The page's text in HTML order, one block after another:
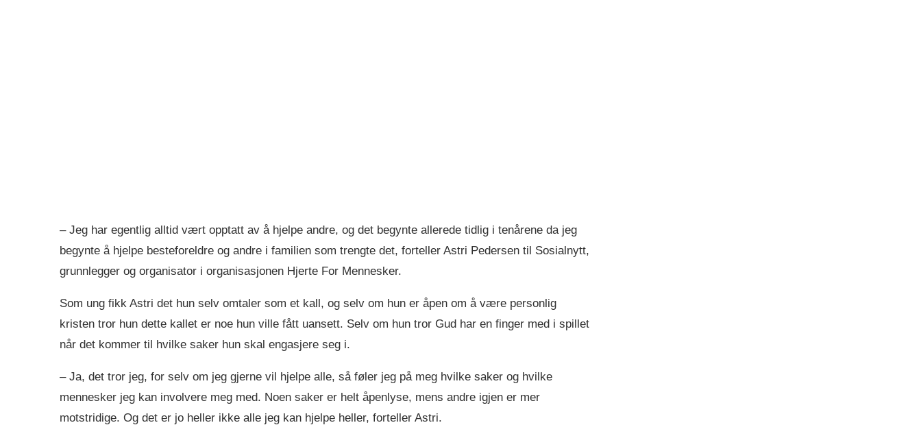
– Jeg har egentlig alltid vært opptatt av å hjelpe andre, og det begynte allerede tidlig i tenårene da jeg
begynte å hjelpe besteforeldre og andre i familien som trengte det, forteller Astri Pedersen til Sosialnytt,
grunnlegger og organisator i organisasjonen Hjerte For Mennesker.
Som ung fikk Astri det hun selv omtaler som et kall, og selv om hun er åpen om å være personlig
kristen tror hun dette kallet er noe hun ville fått uansett. Selv om hun tror Gud har en finger med i spillet
når det kommer til hvilke saker hun skal engasjere seg i.
– Ja, det tror jeg, for selv om jeg gjerne vil hjelpe alle, så føler jeg på meg hvilke saker og hvilke
mennesker jeg kan involvere meg med. Noen saker er helt åpenlyse, mens andre igjen er mer
motstridige. Og det er jo heller ikke alle jeg kan hjelpe heller, forteller Astri.